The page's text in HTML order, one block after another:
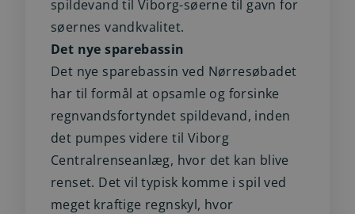
spildevand til Viborg-søerne til gavn for
søernes vandkvalitet.
Det nye sparebassin
Det nye sparebassin ved Nørresøbadet
har til formål at opsamle og forsinke
regnvandsfortyndet spildevand, inden
det pumpes videre til Viborg
Centralrenseanlæg, hvor det kan blive
renset. Det vil typisk komme i spil ved
meget kraftige regnskyl, hvor